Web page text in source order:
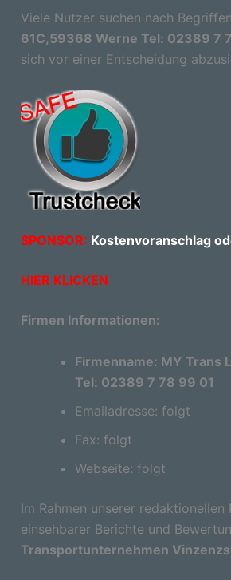
Viele Nutzer suchen nach
61C,59368 Werne Tel: 02389 7
sich vor einer Entscheidung
SPONSOR: Kostenvoranschlag
HIER KLICKEN
Firmen Informationen:
Firmenname: MY Trans
Tel: 02389 7 78 99 01
Emailadresse: folgt
Fax: folgt
Webseite: folgt
Im Rahmen unserer
einsehbarer Berichte und
Transportunternehmen